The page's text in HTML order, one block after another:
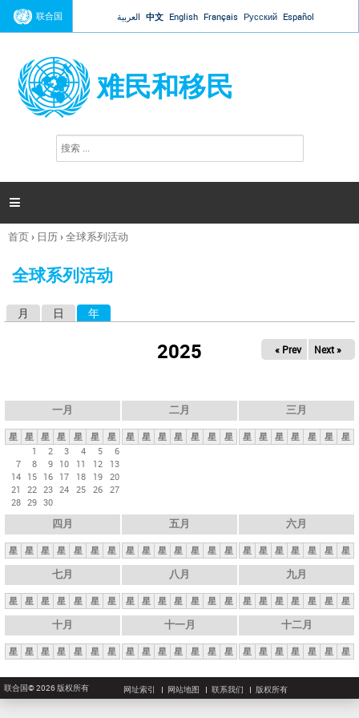
Jump to navigation
联合国 العربية 中文 English Français Русский Español
难民和移民
搜
索

你
这
首页› 日历›全球系列活动
全球系列活动
月 日 年
2025 « Prev Next »
一月
星 星 星 星 星 星
星
1
2 3 4 5
6
7
8 9 10 11 12
13
14 15 16 17 18 19 20
21
22 23 24 25 26 27
28 29 30
二月
星 星 星 星 星 星 星
三月
星 星 星 星 星 星 星
四月
星 星 星 星 星 星 星
五月
星 星 星 星 星 星 星
六月
星 星 星 星 星 星 星
七月
星 星 星 星 星 星 星
八月
星 星 星 星 星 星 星
九月
星 星 星 星 星 星 星
十月
星 星 星 星 星 星 星
十一月
星 星 星 星 星 星 星
十二月
星 星 星 星 星 星 星
联合国© 2026 版权所有 网址索引 网站地图 联系我们 版权所有